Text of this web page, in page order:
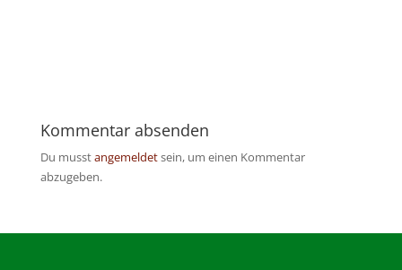
Kommentar absenden
Du musstangemeldetsein, um einen Kommentar
abzugeben.